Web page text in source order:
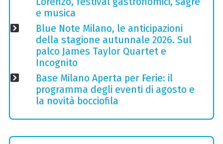
e musica
Blue Note Milano, le anticipazioni
della stagione autunnale 2026. Sul
palco James Taylor Quartet e
Incognito
Base Milano Aperta per Ferie: il
programma degli eventi di agosto e
la novità bocciofila